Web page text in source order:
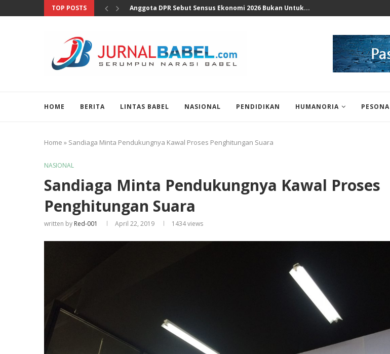
TOP POSTS Marak Kepala Daerah Terjaring KPK, Legislator Minta Tingkatkan...
HOME BERITA LINTAS BABEL NASIONAL PENDIDIKAN HUMANORIA PESONA
Home » Sandiaga Minta Pendukungnya Kawal Proses Penghitungan Suara
NASIONAL
Sandiaga Minta Pendukungnya Kawal Proses
Penghitungan Suara
written by Red-001 April 22, 2019 1434views